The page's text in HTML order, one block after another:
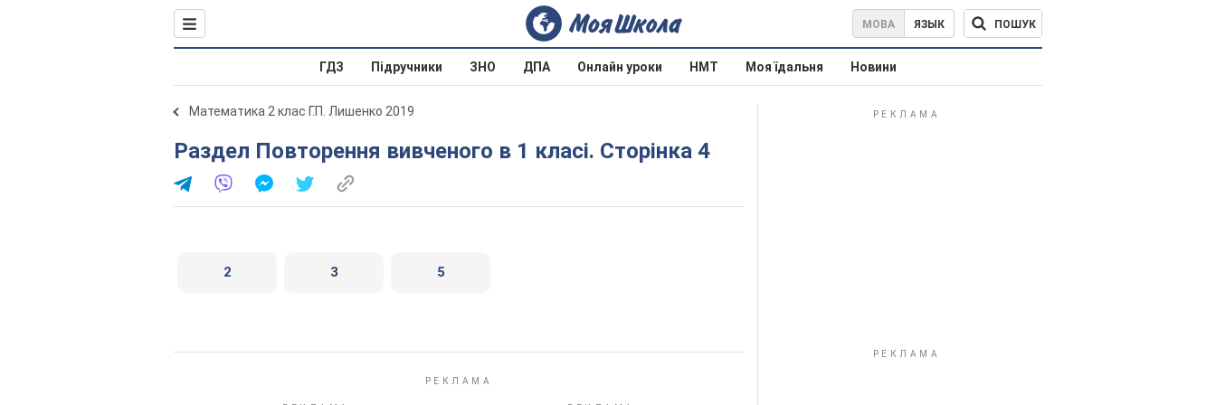
МОВА ЯЗЫК ПОШУК
ГДЗ Підручники ЗНО ДПА Онлайн уроки НМТ Моя їдальня Новини
Математика 2 клас Г.П. Лишенко 2019
Раздел Повторення вивченого в 1 класі. Сторінка 4
2 3 5